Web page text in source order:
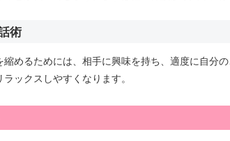
術
縮めるためには、相手に興味を持ち、適度に自分
ックスしやすくなります。